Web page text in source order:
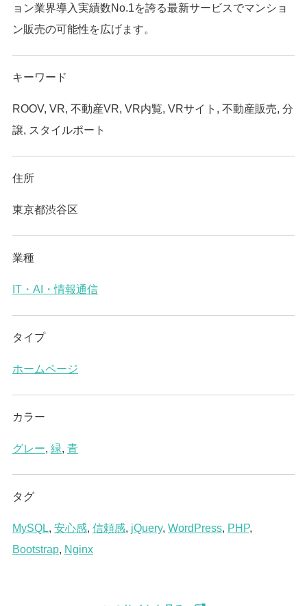
ョン業界導入実績数No.1を誇る最新サービスでマンショ
ン販売の可能性を広げます。
キーワード
ROOV, VR, 不動産VR, VR内覧, VRサイト, 不動産販売, 分
譲, スタイルポート
住所
東京都渋谷区
業種
IT・AI・情報通信
タイプ
ホームページ
カラー
グレー, 緑, 青
タグ
MySQL, 安心感, 信頼感, jQuery, WordPress, PHP,
Bootstrap, Nginx